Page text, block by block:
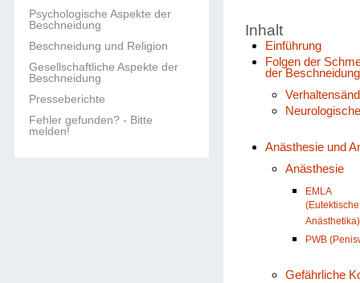
Psychologische Aspekte der
Beschneidung
Beschneidung und Religion
Gesellschaftliche Aspekte der
Beschneidung
Presseberichte
Fehler gefunden? - Bitte
melden!
Inhalt
Einführung
Folgen der
der Beschneidung
Anästhesie und
Anästhesie
EMLA
Anästhetika)
PWB
Gefährliche